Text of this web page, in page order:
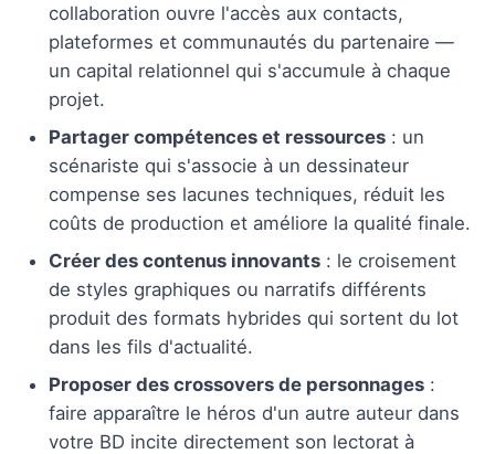
collaboration ouvre l'accès aux contacts,
plateformes et communautés du partenaire —
un capital relationnel qui s'accumule à chaque
projet.
Partager compétences et ressources : un
scénariste qui s'associe à un dessinateur
compense ses lacunes techniques, réduit les
coûts de production et améliore la qualité finale.
Créer des contenus innovants : le croisement
de styles graphiques ou narratifs différents
produit des formats hybrides qui sortent du lot
dans les fils d'actualité.
Proposer des crossovers de personnages :
faire apparaître le héros d'un autre auteur dans
votre BD incite directement son lectorat à